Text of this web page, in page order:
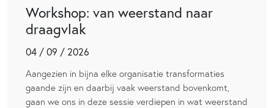
Workshop: van weerstand naar
draagvlak
04 / 09 / 2026
Aangezien in bijna elke organisatie transformaties
gaande zijn en daarbij vaak weerstand bovenkomt,
gaan we ons in deze sessie verdiepen in wat weerstand